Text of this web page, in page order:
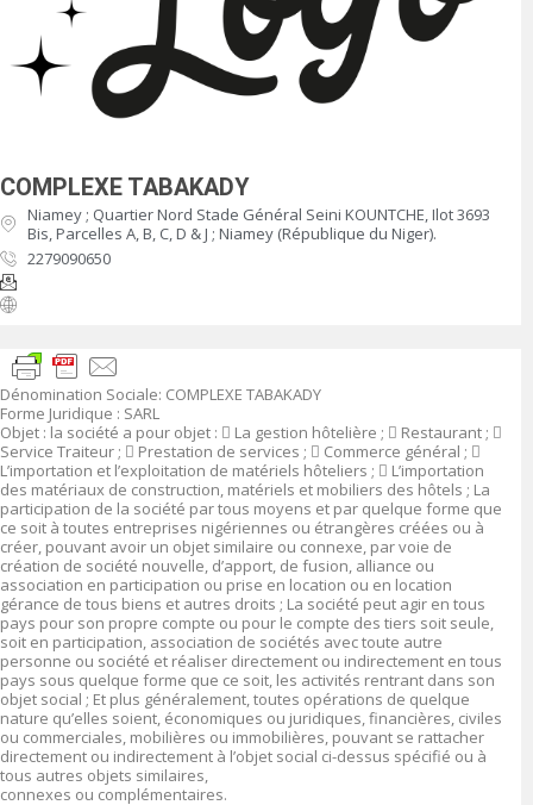
COMPLEXE TABAKADY
Niamey ; Quartier Nord Stade Général Seini KOUNTCHE, Ilot 3693
Bis, Parcelles A, B, C, D & J ; Niamey (République du Niger).
2279090650
Dénomination Sociale: COMPLEXE TABAKADY
Forme Juridique : SARL
Objet : la société a pour objet :  La gestion hôtelière ;  Restaurant ; 
Service Traiteur ;  Prestation de services ;  Commerce général ; 
L’importation et l’exploitation de matériels hôteliers ;  L’importation
des matériaux de construction, matériels et mobiliers des hôtels ; La
participation de la société par tous moyens et par quelque forme que
ce soit à toutes entreprises nigériennes ou étrangères créées ou à
créer, pouvant avoir un objet similaire ou connexe, par voie de
création de société nouvelle, d’apport, de fusion, alliance ou
association en participation ou prise en location ou en location
gérance de tous biens et autres droits ; La société peut agir en tous
pays pour son propre compte ou pour le compte des tiers soit seule,
soit en participation, association de sociétés avec toute autre
personne ou société et réaliser directement ou indirectement en tous
pays sous quelque forme que ce soit, les activités rentrant dans son
objet social ; Et plus généralement, toutes opérations de quelque
nature qu’elles soient, économiques ou juridiques, financières, civiles
ou commerciales, mobilières ou immobilières, pouvant se rattacher
directement ou indirectement à l’objet social ci-dessus spécifié ou à
tous autres objets similaires,
connexes ou complémentaires.